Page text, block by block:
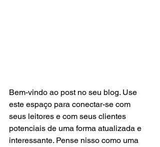
Bem-vindo ao post no seu blog. Use
este espaço para conectar-se com
seus leitores e com seus clientes
potenciais de uma forma atualizada e
interessante. Pense nisso como uma